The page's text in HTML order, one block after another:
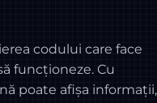
codului care face
funcționeze. Cu
poate afișa informații,